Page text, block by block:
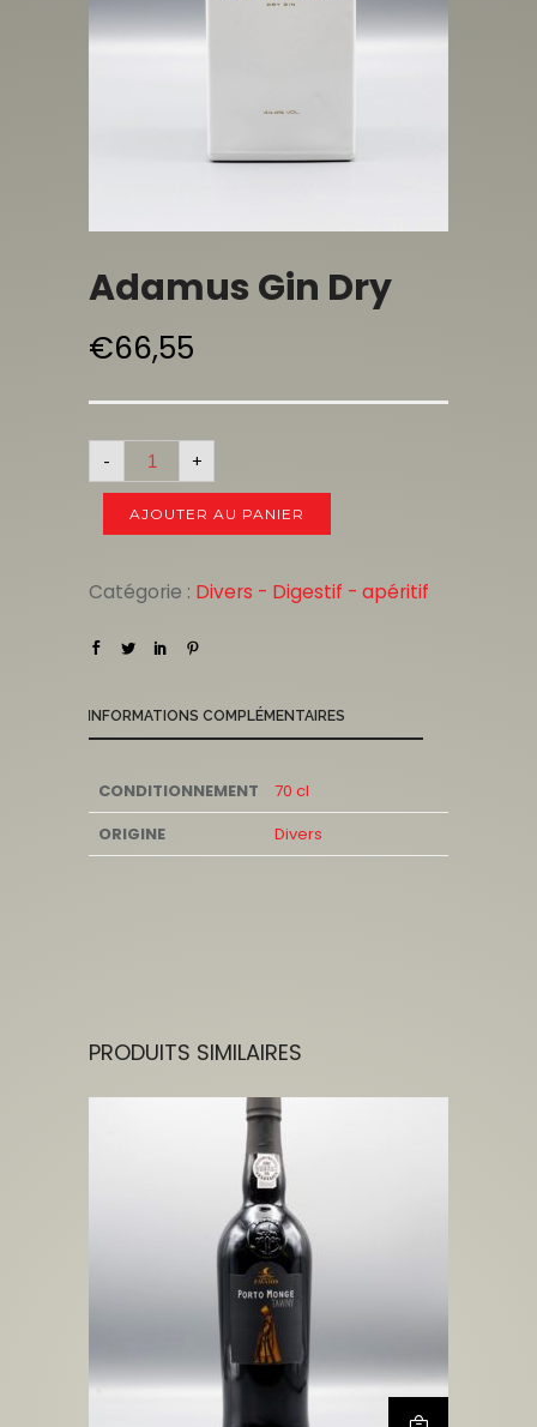
Adamus Gin Dry
€66,55
- +
AJOUTER AU PANIER
Catégorie : Divers - Digestif - apéritif
INFORMATIONS COMPLÉMENTAIRES
CONDITIONNEMENT
70 cl
ORIGINE
Divers
PRODUITS SIMILAIRES